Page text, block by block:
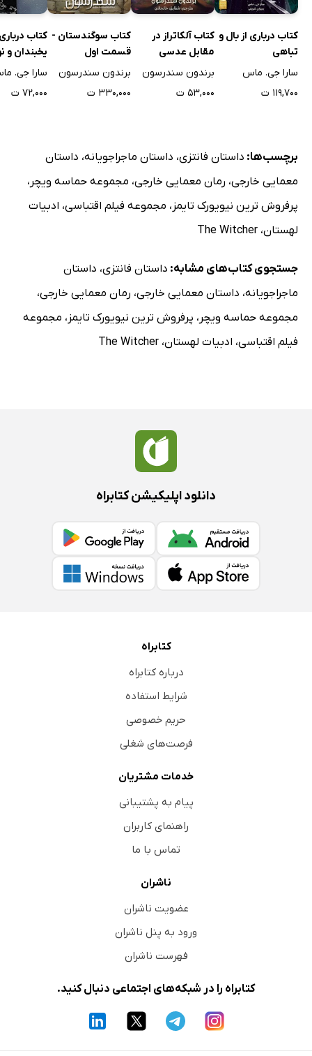
کتاب درباری از بال و
تباهی
سارا جی. ماس
۱۱۹,۷۰۰ ت
کتاب آلکاتراز در
مقابل عدسی
شکسته
برندون سندرسون
۵۳,۰۰۰ ت
کتاب سوگندستان -
قسمت اول
برندون سندرسون
۳۳۰,۰۰۰ ت
کتاب
یخبندان و
سارا جی.
۷۲,۰۰۰ ت
برچسب‌ها: داستان فانتزی، داستان ماجراجویانه، داستان
معمایی خارجی، رمان معمایی خارجی، مجموعه حماسه ویچر ،
پرفروش ترین نیویورک تایمز ، مجموعه فیلم اقتباسی، ادبیات
لهستان، The Witcher
جستجوی کتاب‌های مشابه: داستان فانتزی، داستان
ماجراجویانه، داستان معمایی خارجی، رمان معمایی خارجی،
مجموعه حماسه ویچر ، پرفروش ترین نیویورک تایمز ، مجموعه
فیلم اقتباسی، ادبیات لهستان، The Witcher
دانلود اپلیکیشن کتابراه
کتابراه
درباره کتابراه
شرایط استفاده
حریم خصوصی
فرصت‌های شغلی
خدمات مشتریان
پیام به پشتیبانی
راهنمای کاربران
تماس با ما
ناشران
عضویت ناشران
ورود به پنل ناشران
فهرست ناشران
کتابراه را در شبکه‌های اجتماعی دنبال کنید.